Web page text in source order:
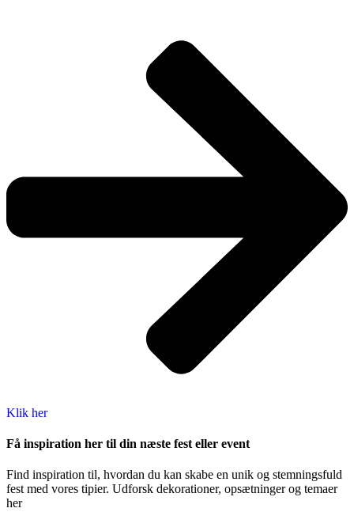
Klik her
Få inspiration her til din næste fest eller event
Find inspiration til, hvordan du kan skabe en unik og stemningsfuld
fest med vores tipier. Udforsk dekorationer, opsætninger og temaer
her